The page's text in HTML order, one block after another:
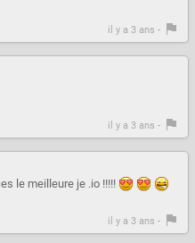
il y a 3 ans -
il y a 3 ans -
le meilleure je .io !!!!!
il y a 3 ans -